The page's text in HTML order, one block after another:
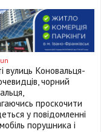
вулиць Коновальця-
чорний
проскочити
у повідомленні
порушника і